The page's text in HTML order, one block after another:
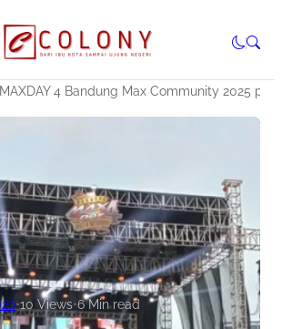
MAXDAY 4 Bandung Max Community 2025
•10 Views•6 Min read